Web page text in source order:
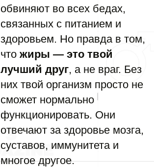
обвиняют во всех бедах,
связанных с питанием и
здоровьем. Но правда в том,
что жиры — это твой
лучший друг, а не враг. Без
них твой организм просто не
сможет нормально
функционировать. Они
отвечают за здоровье мозга,
суставов, иммунитета и
многое другое.